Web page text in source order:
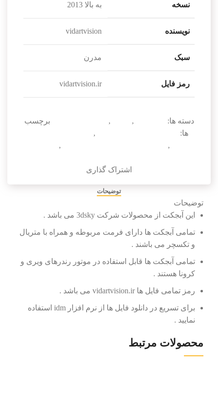
نسخه به بالا 2013
نویسنده vidartvision
سبک مدرن
رمز فایل vidartvision.ir
دسته ها: ,
,
برچسب
ها:
,
,
,
اشتراک گذاری
توضیحات
توضیحات
این آبجکت از محصولات شرکت 3dsky می باشد .
تمامی آبجکت ها دارای فرمت مربوطه و همراه با متریال
و تکسچر می باشند .
تمامی آبجکت ها قابل استفاده در موتور رندرهای ویری و
کرونا هستند .
رمز تمامی فایل ها vidartvision.ir می باشد .
برای تسریع در دانلود فایل ها از نرم افزار idm استفاده
نمایید .
محصولات مرتبط